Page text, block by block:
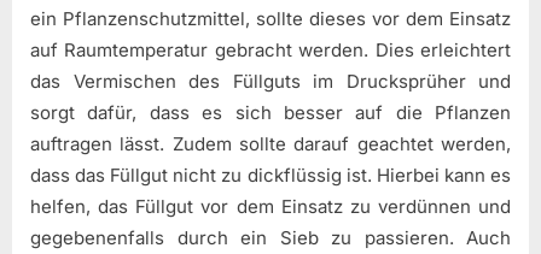
ein Pflanzenschutzmittel, sollte dieses vor dem Einsatz
auf Raumtemperatur gebracht werden. Dies erleichtert
das Vermischen des Füllguts im Drucksprüher und
sorgt dafür, dass es sich besser auf die Pflanzen
auftragen lässt. Zudem sollte darauf geachtet werden,
dass das Füllgut nicht zu dickflüssig ist. Hierbei kann es
helfen, das Füllgut vor dem Einsatz zu verdünnen und
gegebenenfalls durch ein Sieb zu passieren. Auch